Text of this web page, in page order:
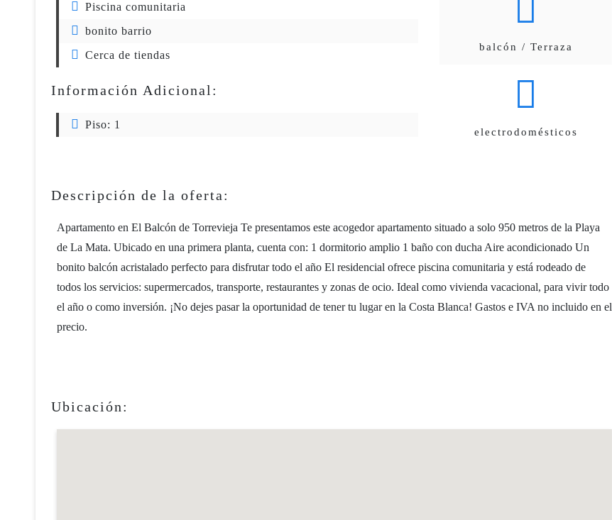
Piscina comunitaria
bonito barrio
Cerca de tiendas
Información Adicional:
Piso: 1
balcón / Terraza
electrodomésticos
Descripción de la oferta:
Apartamento en El Balcón de Torrevieja Te presentamos este acogedor apartamento situado a solo 950 metros de la Playa
de La Mata. Ubicado en una primera planta, cuenta con: 1 dormitorio amplio 1 baño con ducha Aire acondicionado Un
bonito balcón acristalado perfecto para disfrutar todo el año El residencial ofrece piscina comunitaria y está rodeado de
todos los servicios: supermercados, transporte, restaurantes y zonas de ocio. Ideal como vivienda vacacional, para vivir todo
el año o como inversión. ¡No dejes pasar la oportunidad de tener tu lugar en la Costa Blanca! Gastos e IVA no incluido en el
precio.
Ubicación: